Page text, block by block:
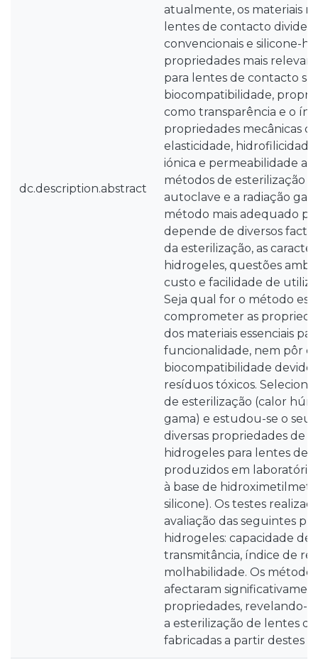
dc.description.abstract
atualmente, os materiais
lentes de contacto
convencionais e silicone-
propriedades mais
para lentes de contacto
biocompatibilidade,
como transparência e o
propriedades mecânicas
elasticidade,
iónica e permeabilidade ao
métodos de esterilização
autoclave e a radiação
método mais adequado
depende de diversos
da esterilização, as
hidrogeles, questões
custo e facilidade de
Seja qual for o método
comprometer as
dos materiais essenciais
funcionalidade, nem pôr
biocompatibilidade devido
resíduos tóxicos.
de esterilização (calor
gama) e estudou-se o seu
diversas propriedades de
hidrogeles para lentes de
produzidos em
à base de
silicone). Os testes
avaliação das seguintes
hidrogeles: capacidade de
transmitância, índice de
molhabilidade. Os
afectaram
propriedades, revelando-
a esterilização de lentes
fabricadas a partir destes